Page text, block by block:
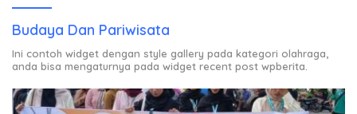
Budaya Dan Pariwisata
Ini contoh widget dengan style gallery pada kategori olahraga,
anda bisa mengaturnya pada widget recent post wpberita.